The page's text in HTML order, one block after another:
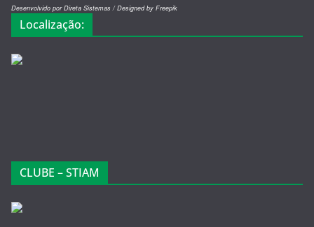
Desenvolvido por Direta Sistemas /Designed by Freepik
Localização:
CLUBE – STIAM